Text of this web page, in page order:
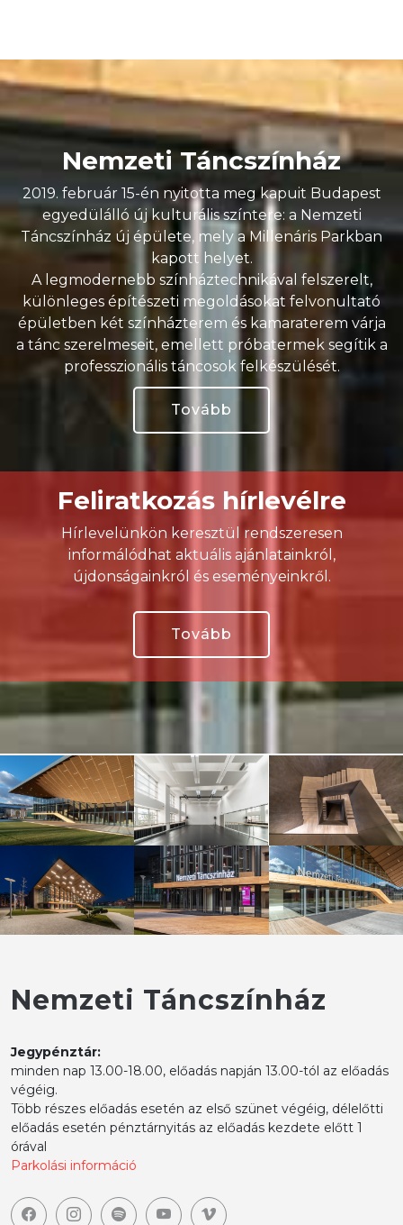
Nemzeti Táncszínház
2019. február 15-én nyitotta meg kapuit Budapest
egyedülálló új kulturális színtere: a Nemzeti
Táncszínház új épülete, mely a Millenáris Parkban
kapott helyet.
A legmodernebb színháztechnikával felszerelt,
különleges építészeti megoldásokat felvonultató
épületben két színházterem és kamaraterem várja
a tánc szerelmeseit, emellett próbatermek segítik a
professzionális táncosok felkészülését.
Tovább
Feliratkozás hírlevélre
Hírlevelünkön keresztül rendszeresen
informálódhat aktuális ajánlatainkról,
újdonságainkról és eseményeinkről.
Tovább
Nemzeti Táncszínház
Jegypénztár:
minden nap 13.00-18.00, előadás napján 13.00-tól az előadás
végéig.
Több részes előadás esetén az első szünet végéig, délelőtti
előadás esetén pénztárnyitás az előadás kezdete előtt 1
órával
Parkolási információ